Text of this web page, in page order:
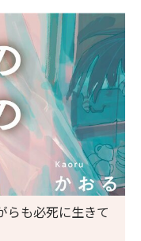
らも必死に生きて